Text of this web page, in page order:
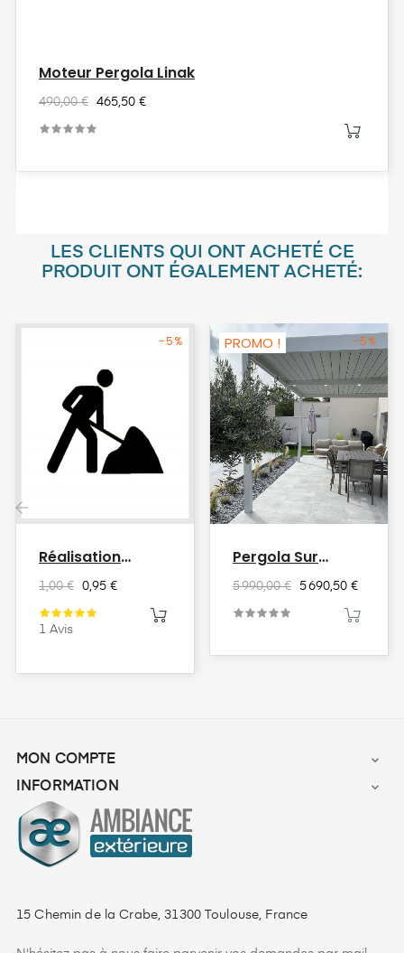
Moteur Pergola Linak
490,00 € 465,50 €
LES CLIENTS QUI ONT ACHETÉ CE
PRODUIT ONT ÉGALEMENT ACHETÉ:
Réalisation
Produits...
1,00 €
-5%
0,95 €
1 Avis
Pergola Sur
Mesure Kalice
PROMO !
5 990,00 €
-5%
5 690,50 €
MON COMPTE

INFORMATION

15 Chemin de la Crabe, 31300 Toulouse, France